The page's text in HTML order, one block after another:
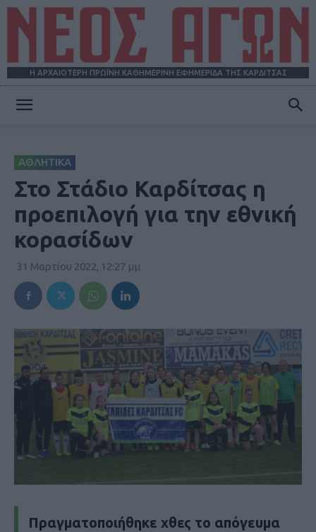
Η ΑΡΧΑΙΟΤΕΡΗ ΠΡΩΪΝΗ ΚΑΘΗΜΕΡΙΝΗ ΕΦΗΜΕΡΙΔΑ ΤΗΣ ΚΑΡΔΙΤΣΑΣ
ΑΘΛΗΤΙΚΑ
Στο Στάδιο Καρδίτσας η
προεπιλογή για την εθνική
κορασίδων
31 Μαρτίου 2022, 12:27 μμ
Πραγματοποιήθηκε χθες το απόγευμα